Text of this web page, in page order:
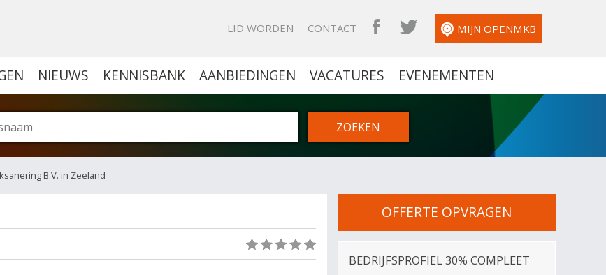
LID WORDEN CONTACT OPENMKB FACEBOOK
OPENMKB TWITTER
MIJN OPENMKB
NIEUWS KENNISBANK AANBIEDINGEN VACATURES EVENEMENTEN
B.V. in Zeeland
OFFERTE OPVRAGEN
BEDRIJFSPROFIEL 30% COMPLEET